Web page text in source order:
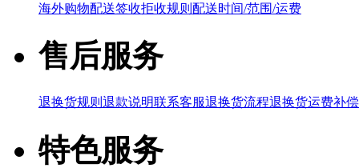
海外购物配送签收拒收规则 配送时间/范围/运费
售后服务
退换货规则 退款说明联系客服退换货流程退换货运费补
特色服务